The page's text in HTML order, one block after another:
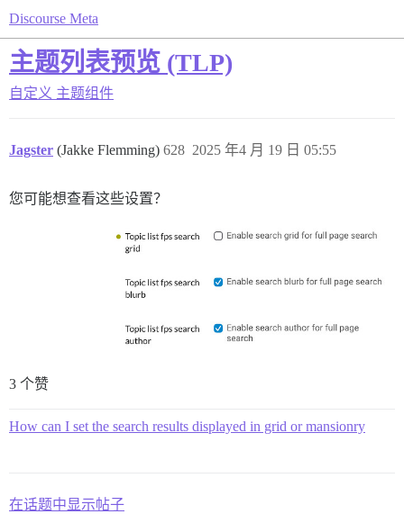
Discourse Meta
主题列表预览 (TLP)
自定义 主题组件
Jagster (Jakke Flemming) 2025 年4 月 19 日 05:55
628
您可能想查看这些设置？
3 个赞
How can I set the search results displayed in grid or mansionry
在话题中显示帖子